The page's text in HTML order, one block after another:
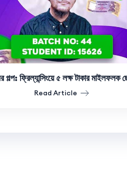
গল্প: ফ্রিল্যান্সিংয়ে ৫ লক্ষ টাকার মাইলফলক
Read Article